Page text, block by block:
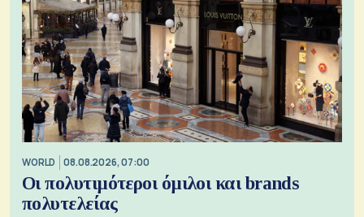
WORLD 08.08.2026, 07:00
Οι πολυτιμότεροι όμιλοι και brands
πολυτελείας